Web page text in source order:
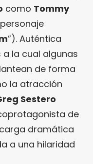
como Tommy
”). Auténtica
la cual algunas
de forma
la atracción
Sestero
de
dramática
a una hilaridad